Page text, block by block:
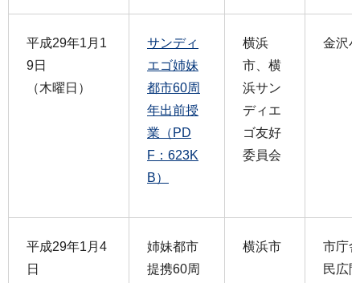
平成29年1月1
9日
（木曜日）
サンディ
エゴ姉妹
都市60周
年出前授
業（PD
F：623K
B）
横浜
市、横
浜サン
ディエ
ゴ友好
委員会
金沢
平成29年1月4
日
姉妹都市
提携60周
横浜市
市庁
民広